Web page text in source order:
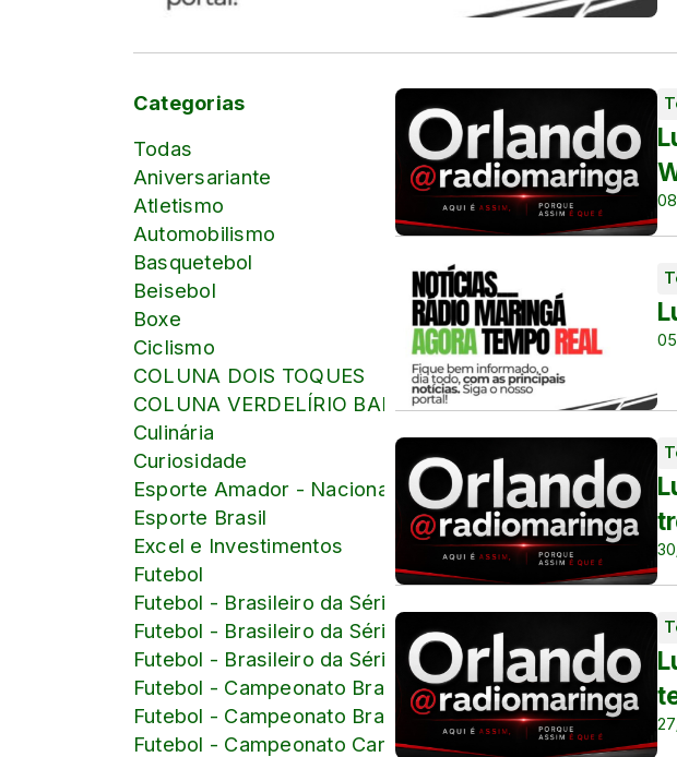
Categorias
Todas
Aniversariante
Atletismo
Automobilismo
Basquetebol
Beisebol
Boxe
Ciclismo
COLUNA DOIS TOQUES
COLUNA VERDELÍRIO BARBOSA
Culinária
Curiosidade
Esporte Amador - Nacional
Esporte Brasil
Excel e Investimentos
Futebol
Futebol - Brasileiro da Série B
Futebol - Brasileiro da Série C
Futebol - Brasileiro da Série D
Futebol - Campeonato Brasileiro
Futebol - Campeonato Brasileiro Feminino e Copa do
Futebol - Campeonato Carioca